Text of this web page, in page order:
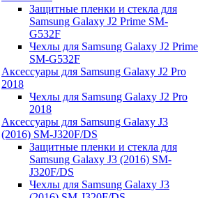
Защитные пленки и стекла для
Samsung Galaxy J2 Prime SM-
G532F
Чехлы для Samsung Galaxy J2 Prime
SM-G532F
Аксессуары для Samsung Galaxy J2 Pro
2018
Чехлы для Samsung Galaxy J2 Pro
2018
Аксессуары для Samsung Galaxy J3
(2016) SM-J320F/DS
Защитные пленки и стекла для
Samsung Galaxy J3 (2016) SM-
J320F/DS
Чехлы для Samsung Galaxy J3